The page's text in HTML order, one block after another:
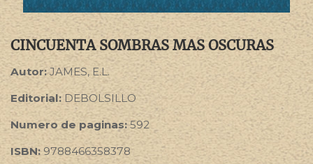
CINCUENTA SOMBRAS MAS OSCURAS
Autor:JAMES, E.L.
Editorial: DEBOLSILLO
Numero de paginas:592
ISBN: 9788466358378